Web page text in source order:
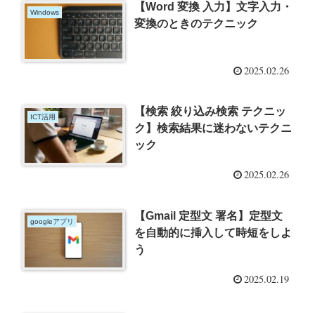
Windows
【Word 変換 入力】文字入力・
変換のときのテクニック
2025.02.26
ICT活用
【検索 絞り込み検索 テクニッ
ク】検索結果に迷わないテクニ
ック
2025.02.26
googleアプリ
【Gmail 定型文 署名】定型文
を自動的に挿入して時短をしよ
う
2025.02.19